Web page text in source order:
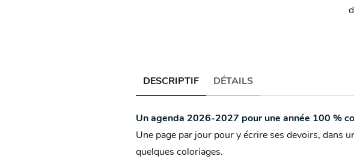
DESCRIPTIF DÉTAILS
Un agenda 2026-2027 pour une année 100 %
Une page par jour pour y écrire ses devoirs, dans
quelques coloriages.